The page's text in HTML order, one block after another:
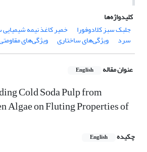
کلیدواژه‌ها
جلبک سبز کلادوفورا
خمیر کاغذ نیمه
سرد ویژگی‌های ساختاری ویژگی‌های
عنوان مقاله English
Cold Soda Pulp from
Algae on Fluting Properties of
چکیده English